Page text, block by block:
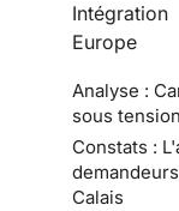
Intégration
Europe
Analyse :
sous tension
Constats :
Calais